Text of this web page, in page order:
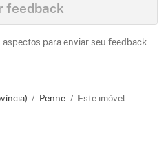
feedback
para enviar seu feedback
Penne Este imóvel